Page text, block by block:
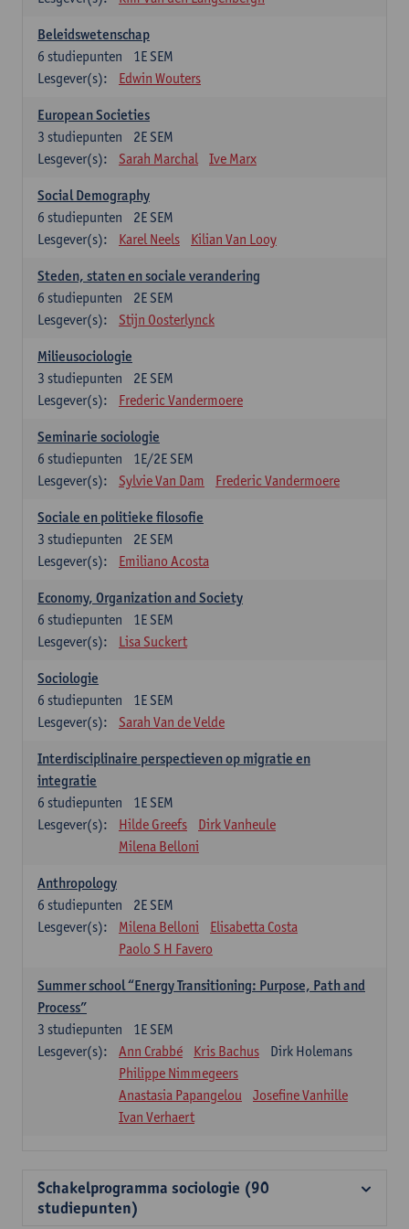
Beleidswetenschap
1E SEM
6 studiepunten
Lesgever(s):
Edwin Wouters
European Societies
2E SEM
3 studiepunten
Lesgever(s):
Sarah Marchal Ive Marx
Social Demography
2E SEM
6 studiepunten
Lesgever(s):
Karel Neels Kilian Van Looy
Steden, staten en sociale verandering
2E SEM
6 studiepunten
Lesgever(s):
Stijn Oosterlynck
Milieusociologie
2E SEM
3 studiepunten
Lesgever(s):
Frederic Vandermoere
Seminarie sociologie
1E/2E SEM
6 studiepunten
Lesgever(s):
Sylvie Van Dam Frederic Vandermoere
Sociale en politieke filosofie
2E SEM
3 studiepunten
Lesgever(s):
Emiliano Acosta
Economy, Organization and Society
1E SEM
6 studiepunten
Lesgever(s):
Lisa Suckert
Sociologie
1E SEM
6 studiepunten
Lesgever(s):
Sarah Van de Velde
Interdisciplinaire perspectieven op migratie en
integratie
1E SEM
6 studiepunten
Lesgever(s):
Hilde Greefs
Dirk Vanheule
Milena Belloni
Anthropology
2E SEM
6 studiepunten
Lesgever(s):
Milena Belloni
Elisabetta Costa
Paolo S H Favero
Summer school “Energy Transitioning: Purpose, Path and
Process”
1E SEM
3 studiepunten
Lesgever(s):
Ann Crabbé Kris Bachus
Dirk Holemans
Philippe Nimmegeers
Anastasia Papangelou
Josefine Vanhille
Ivan Verhaert
Schakelprogramma sociologie (90
studiepunten)